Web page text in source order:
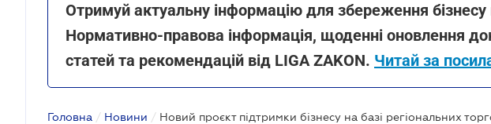
Отримуй актуальну інформацію для збереження бізнесу
Нормативно-правова інформація, щоденні оновлення
статей та рекомендацій від LIGA ZAKON. Читай за
Головна / Новини /